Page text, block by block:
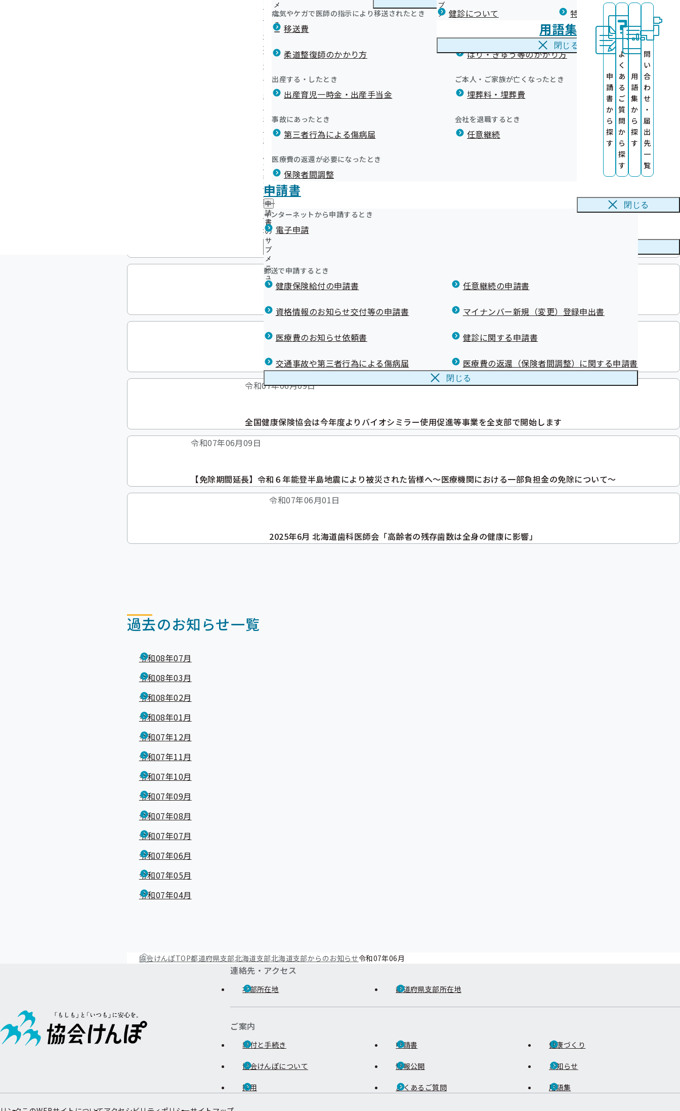
メ
ニ
ュ
ー
病気やケガで医師の指示により移送されたとき
移送費
海外で急な病気にかかり治療を受けたとき
柔道整復師のかかり方 はり・きゅう等のかかり方
出産する・したとき
出産育児一時金・出産手当金
ご本人・ご家族が亡くなったとき
埋葬料・埋葬費
事故にあったとき
第三者行為による傷病届
会社を退職するとき
任意継続
医療費の返還が必要になったとき
保険者間調整
申請書
申
請
書
の
サ
ブ
メ
ニ
ュ
ー
インターネットから申請するとき
電子申請
郵送で申請するとき
健康保険給付の申請書 任意継続の申請書
資格情報のお知らせ交付等の申請書 マイナンバー新規（変更）登録申出書
医療費のお知らせ依頼書 健診に関する申請書
交通事故や第三者行為による傷病届 医療費の返還（保険者間調整）に関する申請書
閉じる
ュ
ブ
メ 健診について 特定保健指導について
用語集
閉じる
申
請
書
か
ら
探
す
よ
く
あ
る
ご
質
問
か
ら
探
す
用
語
集
か
ら
探
す
問
い
合
わ
せ
・
届
出
先
一
覧
閉じる
北海道支部の健診・保健指導のご案内
北
部
【健診等のご案内】ご本人（被保険者）さま
【健診等のご案内】ご家族（被扶養者）さま
定期健康診断（事業者健診）の結果をご提供願います！
健診後のフォロー
オンライン資格確認等システムによる保険者からの特定健康診査情報の
提供にかかる不同意申請について
健診の機会を活用した医師による簡易禁煙指導の実施機関の公募につい
て（令和8年度の応募申込は終了いたしました。）
【外部委託】健診実施機関の一部に健診の機会を活用した医師による簡
「被保険者に対する特定保健指導業務（店舗型）」委託機関の募集につ
いて
「令和8年度 生活習慣病予防健診の機会を活用した医師等による受診勧
数に達したため、募集は終了しました）
【外部委託】特定保健指導業務の外部委託を実施しています
【外部委託】定期健康診断（事業者健診）結果データ取得等業務の外部
委託を実施しています
生活習慣病予防健診に関する調査事業（結果詳細）について
【外部委託】新ひだか町に特定保健指導の利用勧奨及び未治療者への医
療機関受診勧奨業務を外部委託しております
人間ドック健診のご案内（令和8年度より開始）
健診実施機関一覧等
【公募】令和9年度 生活習慣病予防健診等実施機関の公募について
【外部委託】新ひだか町に協会けんぽの被扶養者に対する特定健康診査
受診勧奨業務を外部委託しております
健康保険委員
康
健康保険委員（健康保険サポーター）を募集しています
健康保険委員広報紙【協会けんぽほっかいどう】
健康づくり
健康事業所宣言
どさんこヘルスサポートサービス
ウォーキング
喫煙対策
令和8年度フォローアッププログラムのご案内
始めよう！ヘルシーライフ【健康コラム】
北海道支部 第3期保健事業実施計画(データヘルス計画)
メンタルヘルス
納入告知書同封リーフレット
各種証明について
ジェネリック医薬品（後発医薬品）
北海道支部は移転しました
協会けんぽ北海道支部Ｘについて
協会けんぽ北海道支部公式YouTubeチャンネル
申請書の記入もれ・記入誤りにご注意ください
知らないなんてもったいない！医療費節約のポイント
お薬の新しい受け取り方「リフィル処方せん」
お薬手帳のことご存じですか？
スイッチOTCをご存じですか？
医療機関のかかり方について
【医療機関・薬局さま】マイナ保険証利用促進広報素材
メールマガジン
統計情報
北海道支部について
所在地・連絡先
調達情報
採用情報
個人情報保護
地方自治体及び関係団体との連携協定
情報公開
評議会
事務処理誤り
リンク集
関連リンク集
よく利用されるページ
令和07年06月26日
令和07年06月20日
令和07年06月19日
第11回協会けんぽ調査研究フォーラムを開催しました
納入告知書同封リーフレットを掲載しました
令和07年06月09日
全国健康保険協会は今年度よりバイオシミラー使用促進等事業を全支部で開始します
令和07年06月09日
【免除期間延長】令和６年能登半島地震により被災された皆様へ～医療機関における一部負担金の免除について～
令和07年06月01日
2025年6月 北海道歯科医師会「高齢者の残存歯数は全身の健康に影響」
過去のお知らせ一覧
令和08年07月
令和08年03月
令和08年02月
令和08年01月
令和07年12月
令和07年11月
令和07年10月
令和07年09月
令和07年08月
令和07年07月
令和07年06月
令和07年05月
令和07年04月
協会けんぽTOP都道府県支部北海道支部北海道支部からのお知らせ令和07年06月
連絡先・アクセス
本部所在地 都道府県支部所在地
ご案内
給付と手続き 申請書 健康づくり
協会けんぽについて 情報公開 お知らせ
採用 よくあるご質問 用語集